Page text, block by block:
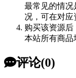
最常见的情况
况，可在对应
购买该资源后
本站所有商品
评论(0)